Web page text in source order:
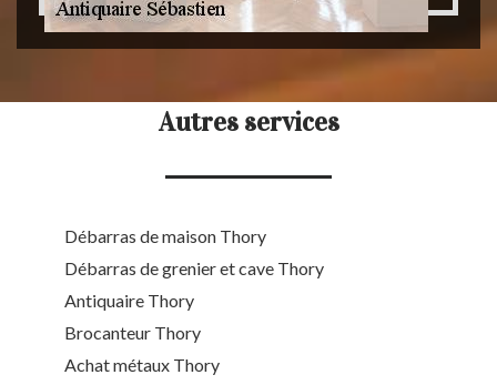
Autres services
Débarras de maison Thory
Débarras de grenier et cave Thory
Antiquaire Thory
Brocanteur Thory
Achat métaux Thory